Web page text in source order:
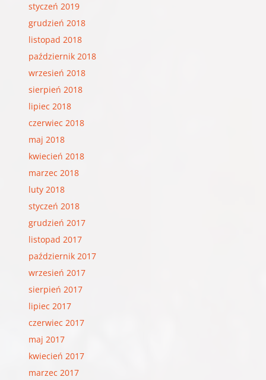
styczeń 2019
grudzień 2018
listopad 2018
październik 2018
wrzesień 2018
sierpień 2018
lipiec 2018
czerwiec 2018
maj 2018
kwiecień 2018
marzec 2018
luty 2018
styczeń 2018
grudzień 2017
listopad 2017
październik 2017
wrzesień 2017
sierpień 2017
lipiec 2017
czerwiec 2017
maj 2017
kwiecień 2017
marzec 2017